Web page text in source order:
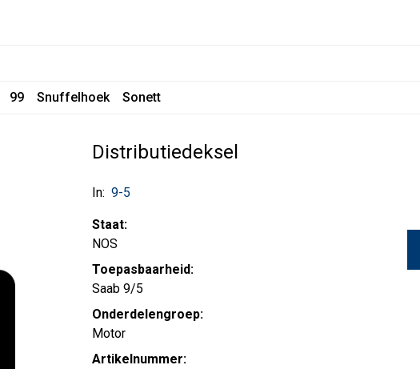
99 Snuffelhoek Sonett
Distributiedeksel
In: 9-5
Staat:
NOS
Toepasbaarheid:
Saab 9/5
Onderdelengroep:
Motor
Artikelnummer: